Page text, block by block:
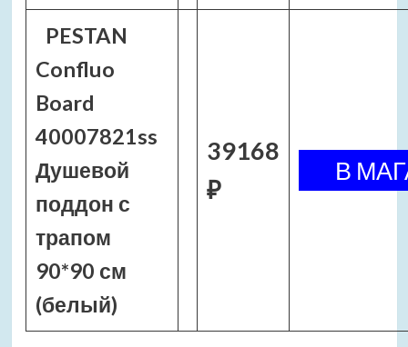
PESTAN
Confluo
Board
40007821ss
Душевой
поддон с
трапом
90*90 см
(белый)
39168
₽